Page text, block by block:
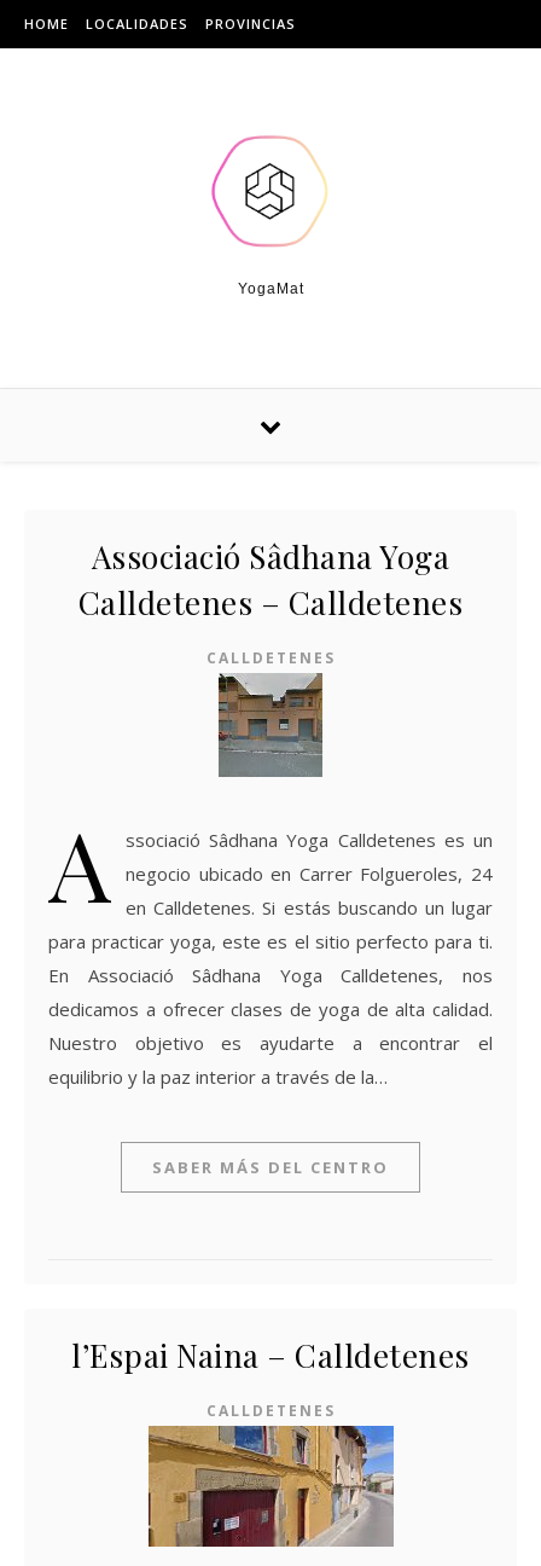
Skip to content
HOME LOCALIDADES PROVINCIAS
YogaMat
Associació Sâdhana Yoga
Calldetenes – Calldetenes
CALLDETENES
A
ssociació Sâdhana Yoga Calldetenes es un
negocio ubicado en Carrer Folgueroles, 24
en Calldetenes. Si estás buscando un lugar
para practicar yoga, este es el sitio perfecto para ti.
En Associació Sâdhana Yoga Calldetenes, nos
dedicamos a ofrecer clases de yoga de alta calidad.
Nuestro objetivo es ayudarte a encontrar el
equilibrio y la paz interior a través de la…
SABER MÁS DEL CENTRO
l’Espai Naina – Calldetenes
CALLDETENES